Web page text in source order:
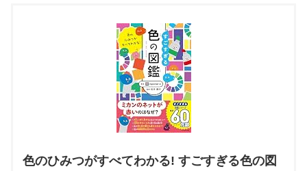
色のひみつがすべてわかる! すごすぎる色の図